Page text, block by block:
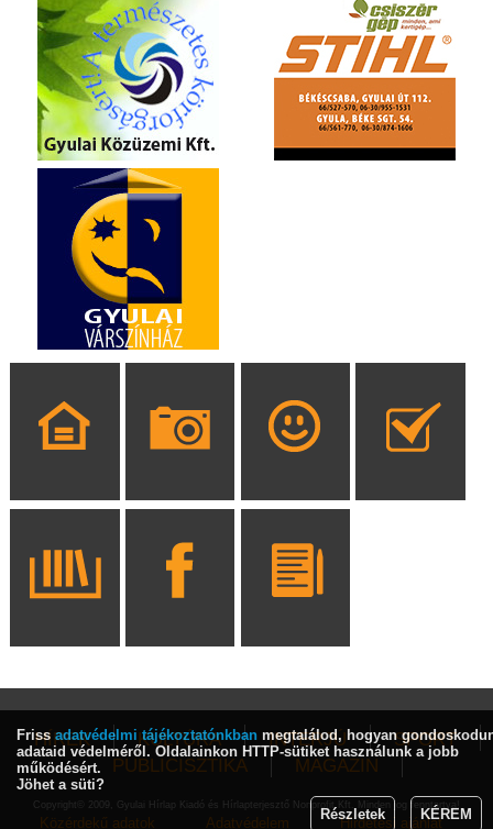
HÍREK KULTÚRA INTERJÚ
SPORT
PUBLICISZTIKA
MAGAZIN
Copyright© 2009, Gyulai Hírlap Kiadó és Hírlapterjesztő Nonprofit Kft. Minden jog fenntartva!
Közérdekű adatok Adatvédelem Hirdetési ajánlat
Friss adatvédelmi tájékoztatónkban megtalálod, hogyan
adataid védelméről. Oldalainkon HTTP-sütiket használunk a jobb
működésért.
Jöhet a süti?
Részletek
KÉREM